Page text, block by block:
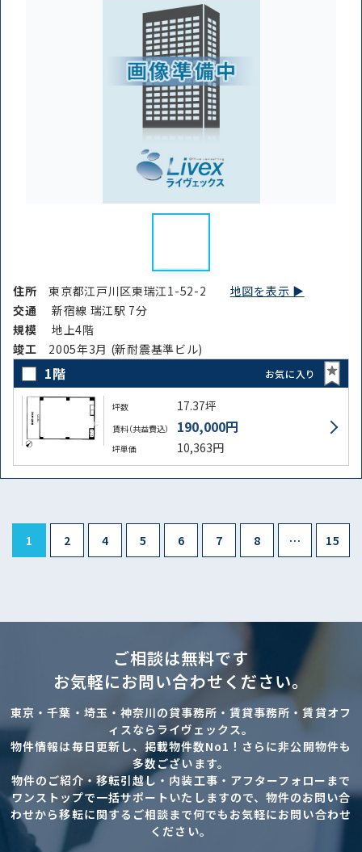
住所東京都江戸川区東瑞江1-52-2 地図を表示 ▶︎
交通
新宿線 瑞江駅 7分
規模
地上4階
竣⼯ 2005年3月 (新耐震基準ビル)
1階 お気に入り
坪数 17.37坪
賃料（共益費込） 190,000円
坪単価 10,363円
1 2 4 5 6 7 8 … 15
ご相談は無料です
お気軽にお問い合わせください。
東京・千葉・埼玉・神奈川の貸事務所・賃貸事務所・賃貸オフ
ィスならライヴェックス。
物件情報は毎日更新し、掲載物件数No1！さらに非公開物件も
多数ございます。
物件のご紹介・移転引越し・内装工事・アフターフォローまで
ワンストップで一括サポートいたしますので、物件のお問い合
わせから移転に関するご相談まで何でもお気軽にお問い合わせ
ください。